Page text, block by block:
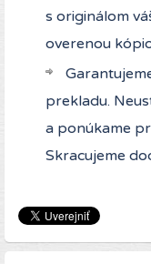
s originálom
overenou
prekladu.
a ponúkame
Skracujeme